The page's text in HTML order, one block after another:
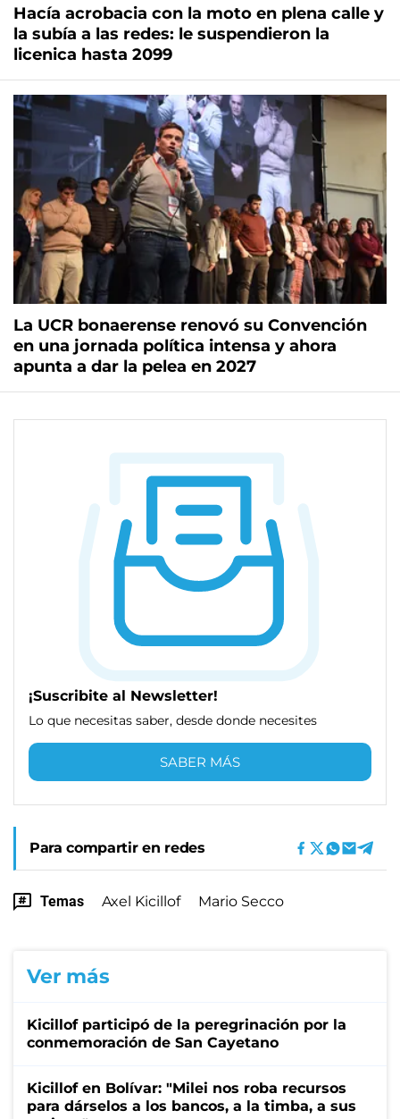
Hacía acrobacia con la moto en plena calle y
la subía a las redes: le suspendieron la
licenica hasta 2099
La UCR bonaerense renovó su Convención
en una jornada política intensa y ahora
apunta a dar la pelea en 2027
¡Suscribite al Newsletter!
Lo que necesitas saber, desde donde necesites
SABER MÁS
Para compartir en redes
Temas Axel Kicillof Mario Secco
Ver más
Kicillof participó de la peregrinación por la
conmemoración de San Cayetano
Kicillof en Bolívar: "Milei nos roba recursos
para dárselos a los bancos, a la timba, a sus